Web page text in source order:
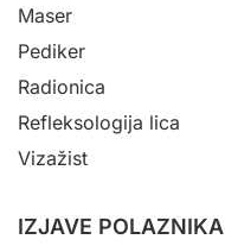
Maser
Pediker
Radionica
Refleksologija lica
Vizažist
IZJAVE POLAZNIKA